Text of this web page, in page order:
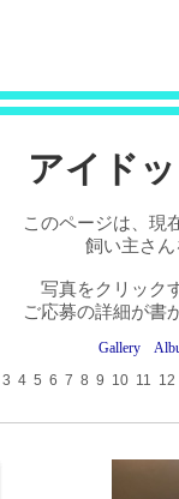
アイド
このページは、現
飼い主さ
写真をクリック
ご応募の詳細が書
Gallery
3 4 5 6 7 8 9 10 11 12